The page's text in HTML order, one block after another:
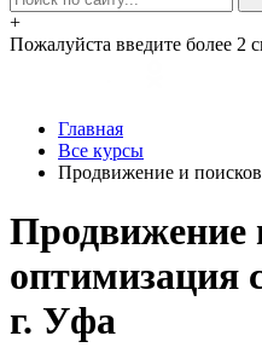
+
Пожалуйста введите более 2
Главная
Все курсы
Продвижение и
Продвижение
оптимизация
г. Уфа